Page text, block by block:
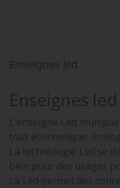
Enseignes led
Enseignes led
L’enseigne Led
tout économique,
La technologie Led se
bien pour des usages
La Led permet des